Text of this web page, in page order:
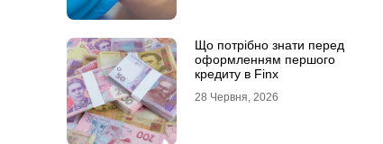
Що потрібно знати перед
оформленням першого
кредиту в Finx
28 Червня, 2026